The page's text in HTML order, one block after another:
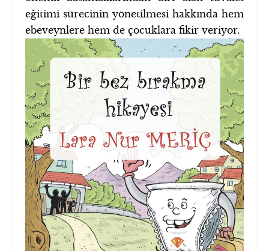
eğitimi sürecinin yönetilmesi hakkında hem
ebeveynlere hem de çocuklara fikir veriyor.